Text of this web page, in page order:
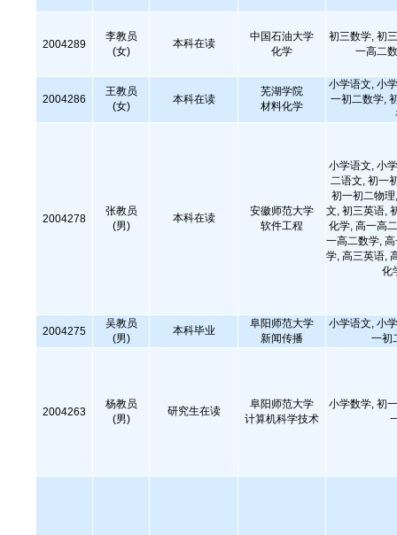
2004289
李教员
(女)
本科在读
中国石油大学
化学
初三数学, 初
一高二
2004286
王教员
(女)
本科在读
芜湖学院
材料化学
小学语文, 小
一初二数学,
2004278
张教员
(男)
本科在读
安徽师范大学
软件工程
小学语文, 小
二语文, 初一
初一初二物
文, 初三英语,
化学, 高一高
一高二数学,
学, 高三英语,
化
2004275
吴教员
(男)
本科毕业
阜阳师范大学
新闻传播
小学语文, 小
一初
2004263
杨教员
(男)
研究生在读
阜阳师范大学
计算机科学技术
小学数学, 初